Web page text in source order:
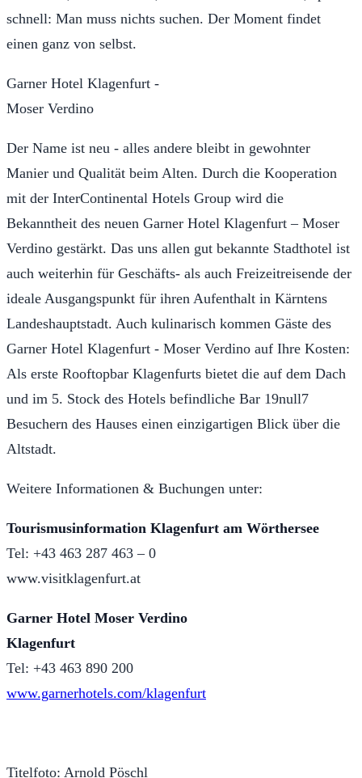
schnell: Man muss nichts suchen. Der Moment findet
einen ganz von selbst.
Garner Hotel Klagenfurt -
Moser Verdino
Der Name ist neu - alles andere bleibt in gewohnter
Manier und Qualität beim Alten. Durch die Kooperation
mit der InterContinental Hotels Group wird die
Bekanntheit des neuen Garner Hotel Klagenfurt – Moser
Verdino gestärkt. Das uns allen gut bekannte Stadthotel ist
auch weiterhin für Geschäfts- als auch Freizeitreisende der
ideale Ausgangspunkt für ihren Aufenthalt in Kärntens
Landeshauptstadt. Auch kulinarisch kommen Gäste des
Garner Hotel Klagenfurt - Moser Verdino auf Ihre Kosten:
Als erste Rooftopbar Klagenfurts bietet die auf dem Dach
und im 5. Stock des Hotels befindliche Bar 19null7
Besuchern des Hauses einen einzigartigen Blick über die
Altstadt.
Weitere Informationen & Buchungen unter:
Tourismusinformation Klagenfurt am Wörthersee
Tel: +43 463 287 463 – 0
www.visitklagenfurt.at
Garner Hotel Moser Verdino
Klagenfurt
Tel: +43 463 890 200
www.garnerhotels.com/klagenfurt
Titelfoto: Arnold Pöschl